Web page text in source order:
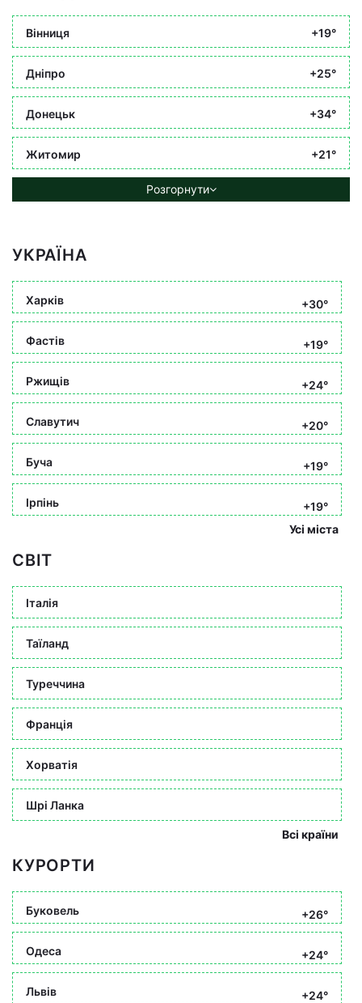
Вінниця +19°
Дніпро +25°
Донецьк +34°
Житомир +21°
Розгорнути
УКРАЇНА
Харків +30°
Фастів +19°
Ржищів +24°
Славутич +20°
Буча +19°
Ірпінь
+19°
Усі міста
СВІТ
Італія
Таїланд
Туреччина
Франція
Хорватія
Шрі Ланка
Всі країни
КУРОРТИ
Буковель +26°
Одеса +24°
Львів +24°